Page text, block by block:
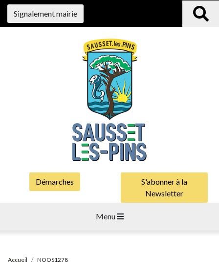
Signalement mairie
Démarches
S'abonner à la
Newsletter
Menu
Accueil NOOS1278